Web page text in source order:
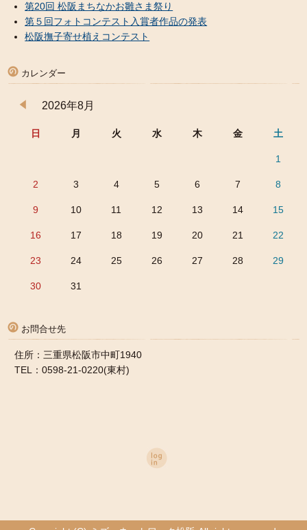
第20回 松阪まちなかお雛さま祭り
第５回フォトコンテスト入賞者作品の発表
松阪撫子寄せ植えコンテスト
カレンダー
2026年8月
日 月 火 水 木 金 土
1
2 3 4 5 6 7 8
9 10 11 12 13 14 15
16 17 18 19 20 21 22
23 24 25 26 27 28 29
30 31
お問合せ先
住所：三重県松阪市中町1940
TEL：0598-21-0220(東村)